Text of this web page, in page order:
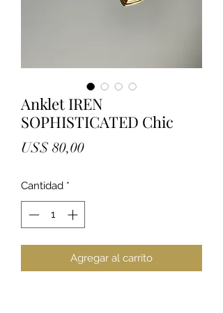
Anklet IREN
SOPHISTICATED Chic
US$ 80,00Precio
Cantidad *
Agregar al carrito